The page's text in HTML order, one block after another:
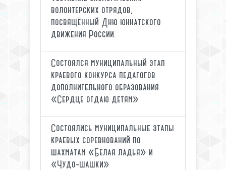
волонтерских отрядов,
посвящённый Дню юннатского
движения России.
Состоялся муниципальный этап
краевого конкурса педагогов
дополнительного образования
«Сердце отдаю детям»
Состоялись муниципальные этапы
краевых соревнований по
шахматам «Белая ладья» и
«Чудо-шашки»